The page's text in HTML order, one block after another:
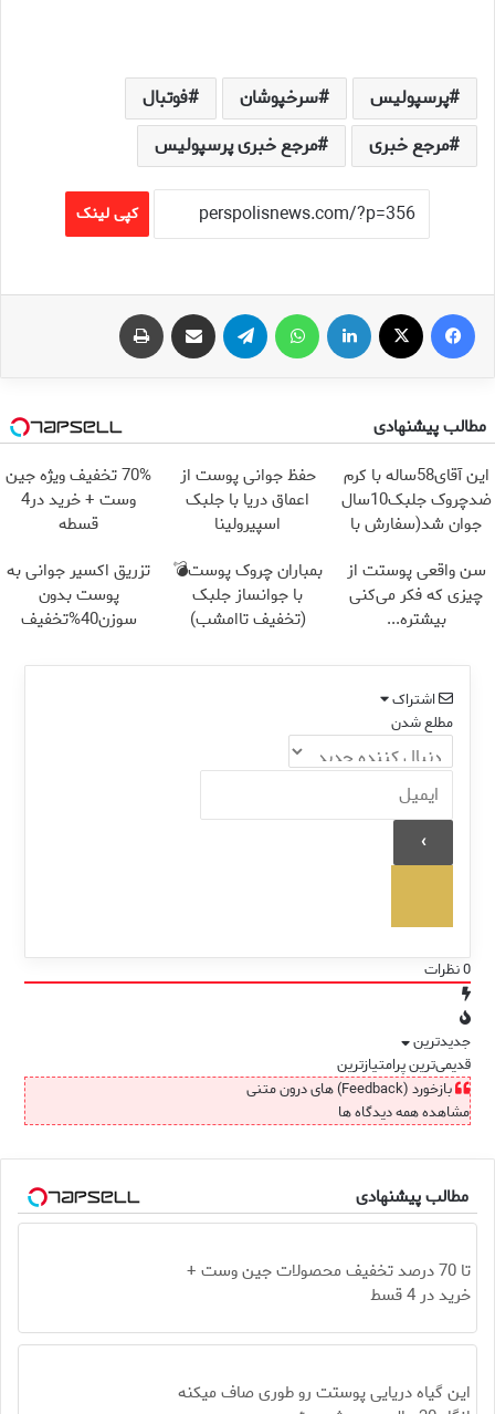
پرسپولیس سرخپوشان
فوتبال
مرجع خبری
مرجع خبری پرسپولیس
کپی لینک
فیس بوک لینکدین تلگرام اشتراک گذاری از طریق ایمیل
مطالب پیشنهادی
این آقای58ساله با کرم
ضدچروک جلبک10سال
جوان شد(سفارش با
حفظ جوانی پوست از
اعماق دریا با جلبک
اسپیرولینا
70% تخفیف ویژه جین
وست + خرید در4
قسطه
سن واقعی پوستت از
چیزی که فکر می‌کنی
بیشتره...
بمباران چروک پوست💣
با جوانساز جلبک
(تخفیف تاامشب)
تزریق اکسیر جوانی به
پوست بدون
سوزن40%تخفیف
اشتراک
مطلع شدن
0نظرات
جدیدترین
قدیمی‌ترینپرامتیازترین
بازخورد (Feedback) های درون متنی
مشاهده همه دیدگاه ها
مطالب پیشنهادی
تا 70 درصد تخفیف محصولات جین وست +
خرید در 4 قسط
این گیاه دریایی پوستت رو طوری صاف میکنه